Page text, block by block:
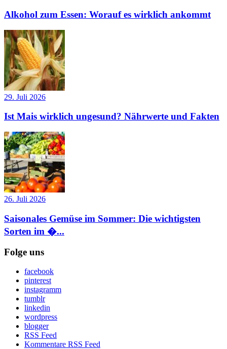
Alkohol zum Essen: Worauf es wirklich ankommt
29. Juli 2026
Ist Mais wirklich ungesund? Nährwerte und Fakten
26. Juli 2026
Saisonales Gemüse im Sommer: Die wichtigsten
Sorten im �...
Folge uns
facebook
pinterest
instagramm
tumblr
linkedin
wordpress
blogger
RSS Feed
Kommentare RSS Feed